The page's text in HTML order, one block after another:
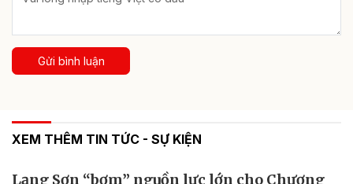
Gửi bình luận
XEM THÊM TIN TỨC - SỰ KIỆN
Lạng Sơn “bơm” nguồn lực lớn cho Chương